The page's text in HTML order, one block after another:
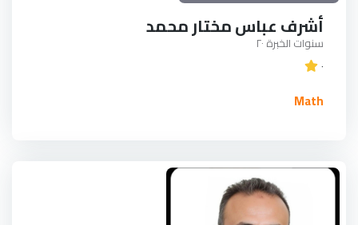
أشرف عباس مختار محمد
سنوات الخبرة ٢٠
٠
Math